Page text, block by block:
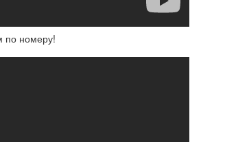
по номеру!